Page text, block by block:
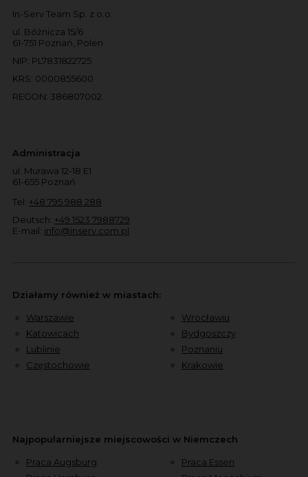
In-Serv Team Sp. z o.o.
ul. Bóżnicza 15/6
61-751 Poznań, Polen
NIP: PL7831822725
KRS: 0000855600
REGON: 386807002
Administracja
ul. Murawa 12-18 E1
61-655 Poznań
Tel: +48 795 988 288
Deutsch: +49 1523 7988729
E-mail: info@inserv.com.pl
Działamy również w miastach:
Warszawie
Katowicach
Lublinie
Częstochowie
Wrocławiu
Bydgoszczy
Poznaniu
Krakowie
Najpopularniejsze miejscowości w Niemczech
Praca Augsburg
Praca Essen